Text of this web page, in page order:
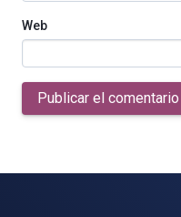
Web
Publicar el comentario